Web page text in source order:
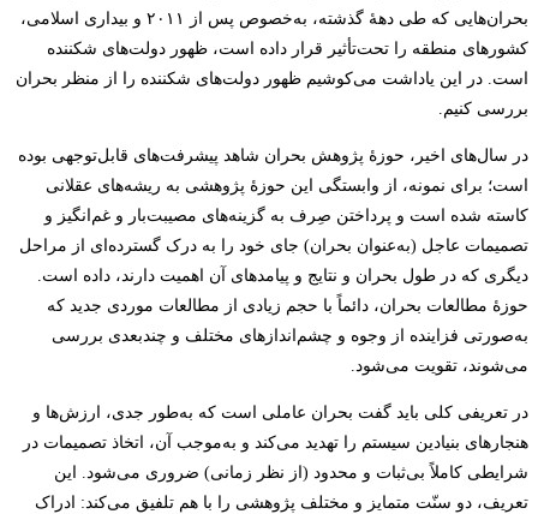
بحران‌هایی که طی دهۀ گذشته، به‌خصوص پس از ۲۰۱۱ و بیداری اسلامی،
کشورهای منطقه را تحت‌تأثیر قرار داده است، ظهور دولت‌های شکننده
است. در این یاداشت می‌کوشیم ظهور دولت‌های شکننده را از منظر بحران
بررسی کنیم.
در سال‌های اخیر، حوزۀ پژوهش بحران شاهد پیشرفت‌های قابل‌توجهی بوده
است؛ برای نمونه، از وابستگی این حوزۀ پژوهشی به ریشه‌های عقلانی
کاسته شده است و پرداختن صِرف به گزینه‌های مصیبت‌بار و غم‌انگیز و
تصمیمات عاجل (به‌عنوان بحران) جای خود را به درک گسترده‌ای از مراحل
دیگری که در طول بحران و نتایج و پیامدهای آن اهمیت دارند، داده است.
حوزۀ مطالعات بحران، دائماً با حجم زیادی از مطالعات موردی جدید که
به‌صورتی فزاینده از وجوه و چشم‌اندازهای مختلف و چندبعدی بررسی
می‌شوند، تقویت می‌شود.
در تعریفی کلی باید گفت بحران عاملی است که به‌طور جدی، ارزش‌ها و
هنجارهای بنیادین سیستم را تهدید می‌کند و به‌موجب آن، اتخاذ تصمیمات در
شرایطی کاملاً بی‌ثبات و محدود (از نظر زمانی) ضروری می‌شود. این
تعریف، دو سنّت متمایز و مختلف پژوهشی را با هم تلفیق می‌کند: ادراک